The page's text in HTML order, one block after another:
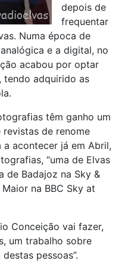
depois de
frequentar
Numa época de
e a digital, no
acabou por optar
tendo adquirido as
têm ganho um
de renome
acontecer já em Abril,
“uma de Elvas
de Badajoz na Sky &
na BBC Sky at
Conceição vai fazer,
um trabalho sobre
pessoas”.